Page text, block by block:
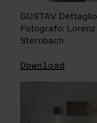
GUSTAV Dettaglio
Fotografo: Lorenz
Sternbach
Download